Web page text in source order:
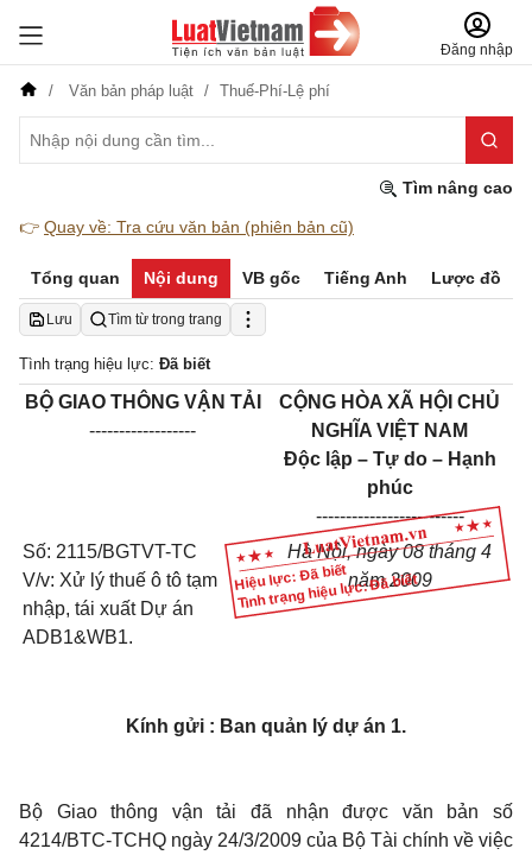
Đăng nhập
Văn bản pháp luật Thuế-Phí-Lệ phí
Tìm nâng cao
👉 Quay về: Tra cứu văn bản (phiên bản cũ)
Tổng quan Nội dung VB gốc Tiếng Anh Lược đồ
Lưu Tìm từ trong trang
Tình trạng hiệu lực: Đã biết
Hiệu lực: Đã biết
Tình trạng hiệu lực: Đã biết
BỘ GIAO THÔNG VẬN TẢI
------------------
CỘNG HÒA XÃ HỘI CHỦ
NGHĨA VIỆT NAM
Độc lập – Tự do – Hạnh
phúc
-------------------------
Số: 2115/BGTVT-TC
V/v: Xử lý thuế ô tô tạm
nhập, tái xuất Dự án
ADB1&WB1.
Hà Nội, ngày 08 tháng 4
năm 2009
Kính gửi : Ban quản lý dự án 1.
Bộ Giao thông vận tải đã nhận được văn bản số
4214/BTC-TCHQ ngày 24/3/2009 của Bộ Tài chính về việc